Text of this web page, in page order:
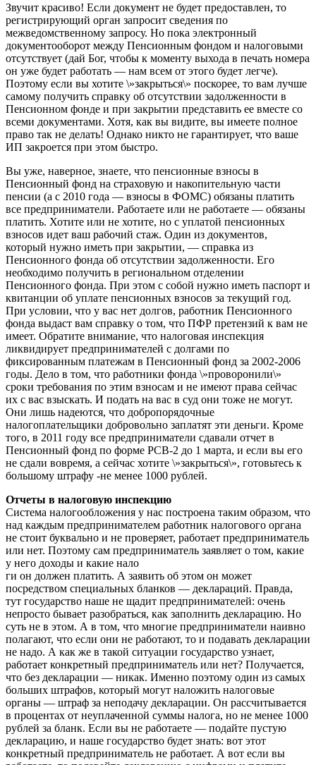
Звучит красиво! Если документ не будет предоставлен, то
регистрирующий орган запросит сведения по
межведомственному запросу. Но пока электронный
документооборот между Пенсионным фондом и налоговыми
отсутствует (дай Бог, чтобы к моменту выхода в печать номера
он уже будет работать — нам всем от этого будет легче).
Поэтому если вы хотите \»закрыться\» поскорее, то вам лучше
самому получить справку об отсутствии задолженности в
Пенсионном фонде и при закрытии представить ее вместе со
всеми документами. Хотя, как вы видите, вы имеете полное
право так не делать! Однако никто не гарантирует, что ваше
ИП закроется при этом быстро.
Вы уже, наверное, знаете, что пенсионные взносы в
Пенсионный фонд на страховую и накопительную части
пенсии (а с 2010 года — взносы в ФОМС) обязаны платить
все предприниматели. Работаете или не работаете — обязаны
платить. Хотите или не хотите, но с уплатой пенсионных
взносов идет ваш рабочий стаж. Один из документов,
который нужно иметь при закрытии, — справка из
Пенсионного фонда об отсутствии задолженности. Его
необходимо получить в региональном отделении
Пенсионного фонда. При этом с собой нужно иметь паспорт и
квитанции об уплате пенсионных взносов за текущий год.
При условии, что у вас нет долгов, работник Пенсионного
фонда выдаст вам справку о том, что ПФР претензий к вам не
имеет. Обратите внимание, что налоговая инспекция
ликвидирует предпринимателей с долгами по
фиксированным платежам в Пенсионный фонд за 2002-2006
годы. Дело в том, что работники фонда \»проворонили\»
сроки требования по этим взносам и не имеют права сейчас
их с вас взыскать. И подать на вас в суд они тоже не могут.
Они лишь надеются, что добропорядочные
налогоплательщики добровольно заплатят эти деньги. Кроме
того, в 2011 году все предприниматели сдавали отчет в
Пенсионный фонд по форме РСВ-2 до 1 марта, и если вы его
не сдали вовремя, а сейчас хотите \»закрыться\», готовьтесь к
большому штрафу -не менее 1000 рублей.
Отчеты в налоговую инспекцию
Система налогообложения у нас построена таким образом, что
над каждым предпринимателем работник налогового органа
не стоит буквально и не проверяет, работает предприниматель
или нет. Поэтому сам предприниматель заявляет о том, какие
у него доходы и какие нало
ги он должен платить. А заявить об этом он может
посредством специальных бланков — деклараций. Правда,
тут государство наше не щадит предпринимателей: очень
непросто бывает разобраться, как заполнить декларацию. Но
суть не в этом. А в том, что многие предприниматели наивно
полагают, что если они не работают, то и подавать декларации
не надо. А как же в такой ситуации государство узнает,
работает конкретный предприниматель или нет? Получается,
что без декларации — никак. Именно поэтому один из самых
больших штрафов, который могут наложить налоговые
органы — штраф за неподачу декларации. Он рассчитывается
в процентах от неуплаченной суммы налога, но не менее 1000
рублей за бланк. Если вы не работаете — подайте пустую
декларацию, и наше государство будет знать: вот этот
конкретный предприниматель не работает. А вот если вы